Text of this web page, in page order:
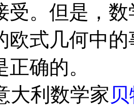
受。但是，
欧式几何中
确的。
大利数学家